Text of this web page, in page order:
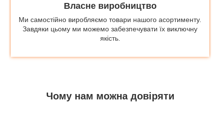
Власне виробництво
Ми самостійно виробляємо товари нашого асортименту.
Завдяки цьому ми можемо забезпечувати їх виключну
якість.
Чому нам можна довіряти